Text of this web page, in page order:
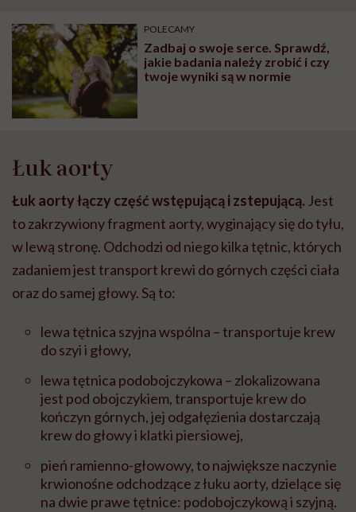
POLECAMY
Zadbaj o swoje serce. Sprawdź,
jakie badania należy zrobić i czy
twoje wyniki są w normie
Łuk aorty
Łuk aorty łączy część wstępującą i zstepującą. Jest
to zakrzywiony fragment aorty, wyginający się do tyłu,
w lewą stronę. Odchodzi od niego kilka tętnic, których
zadaniem jest transport krewi do górnych części ciała
oraz do samej głowy. Są to:
lewa tętnica szyjna wspólna – transportuje krew
do szyi i głowy,
lewa tętnica podobojczykowa – zlokalizowana
jest pod obojczykiem, transportuje krew do
kończyn górnych, jej odgałęzienia dostarczają
krew do głowy i klatki piersiowej,
pień ramienno-głowowy, to największe naczynie
krwionośne odchodzące z łuku aorty, dzielące się
na dwie prawe tętnice: podobojczykową i szyjną.